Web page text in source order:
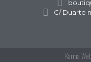
C/ Duarte
Karma